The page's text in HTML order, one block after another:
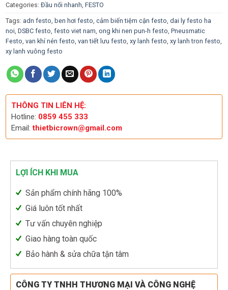
Categories: Đầu nối nhanh FESTO
Tags: adn festo ben hơi festo cảm biến tiệm cận festo dai ly festo ha
noi DSBC festo festo viet nam ong khi nen pun-h festo Pneusmatic
Festo van khí nén festo van tiết lưu festo xy lanh festo xy lanh tron festo
xy lanh vuông festo
THÔNG TIN LIÊN HỆ:
Hotline: 0859 455 333
Email:thietbicrown@gmail.com
LỢI ÍCH KHI MUA
Sản phẩm chính hãng 100%
Giá luôn tốt nhất
Tư vấn chuyên nghiệp
Giao hàng toàn quốc
Bảo hành & sửa chữa tận tâm
CÔNG TY TNHH THƯƠNG MẠI VÀ CÔNG NGHỆ